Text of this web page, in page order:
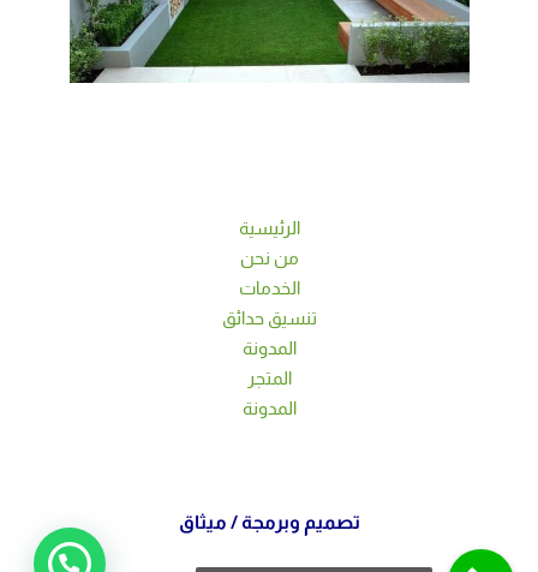
الرئيسية
من نحن
الخدمات
تنسيق حدائق
المدونة
المتجر
المدونة
تصميم وبرمجة / ميثاق